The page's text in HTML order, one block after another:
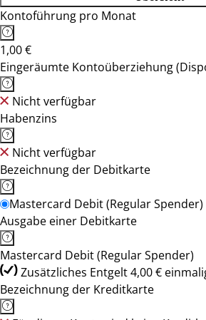
Kontoführung pro Monat
1,00 €
Eingeräumte Kontoüberziehung
Nicht verfügbar
Habenzins
Nicht verfügbar
Bezeichnung der Debitkarte
Mastercard Debit (Regular Spender)
Ausgabe einer Debitkarte
Mastercard Debit (Regular Spender)
Zusätzliches Entgelt 4,00 €
Bezeichnung der Kreditkarte